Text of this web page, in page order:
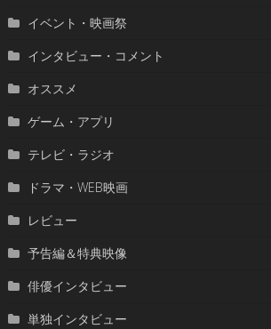
イベント・映画祭
インタビュー・コメント
オススメ
ゲーム・アプリ
テレビ・ラジオ
ドラマ・WEB映画
レビュー
予告編＆特典映像
俳優インタビュー
単独インタビュー